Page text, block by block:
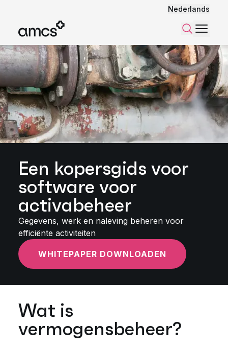
Nederlands
ZoekenMenu
Een kopersgids voor
software voor
activabeheer
Gegevens, werk en naleving beheren voor
efficiënte activiteiten
WHITEPAPER DOWNLOADEN
Wat is
vermogensbeheer?